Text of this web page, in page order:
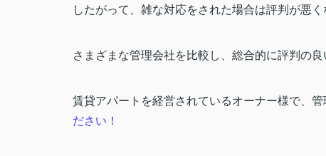
したがって、雑な対応をされた場合は評判が悪
さまざまな管理会社を比較し、総合的に評判の
賃貸アパートを経営されているオーナー様で、
ださい！